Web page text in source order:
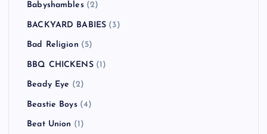
Babyshambles(2)
BACKYARD BABIES (3)
Bad Religion (5)
BBQ CHICKENS(1)
Beady Eye (2)
Beastie Boys(4)
Beat Union (1)